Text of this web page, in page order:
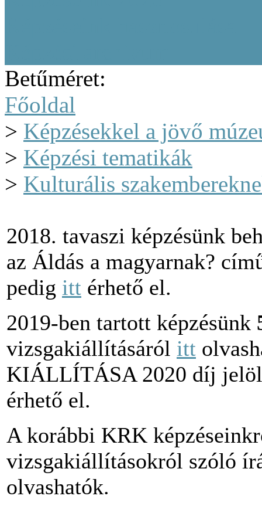
Betűméret:
Főoldal
> Képzésekkel a jövő
> Képzési tematikák
> Kulturális
2018. tavaszi képzésünk
az Áldás a magyarnak?
pedig itt érhető el.
2019-ben tartott képzésünk
vizsgakiállításáról itt
KIÁLLÍTÁSA 2020 díj
érhető el.
A korábbi KRK
vizsgakiállításokról szóló
olvashatók.